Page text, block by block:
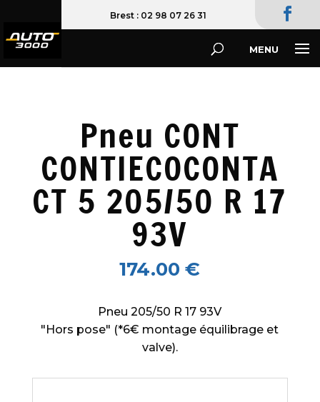
02 98 07 26 31
Pneu CONT
CONTIECOCONTA
CT 5 205/50 R 17
93V
174.00€
Pneu 205/50 R 17 93V
"Hors pose" (*6€ montage équilibrage et
valve).